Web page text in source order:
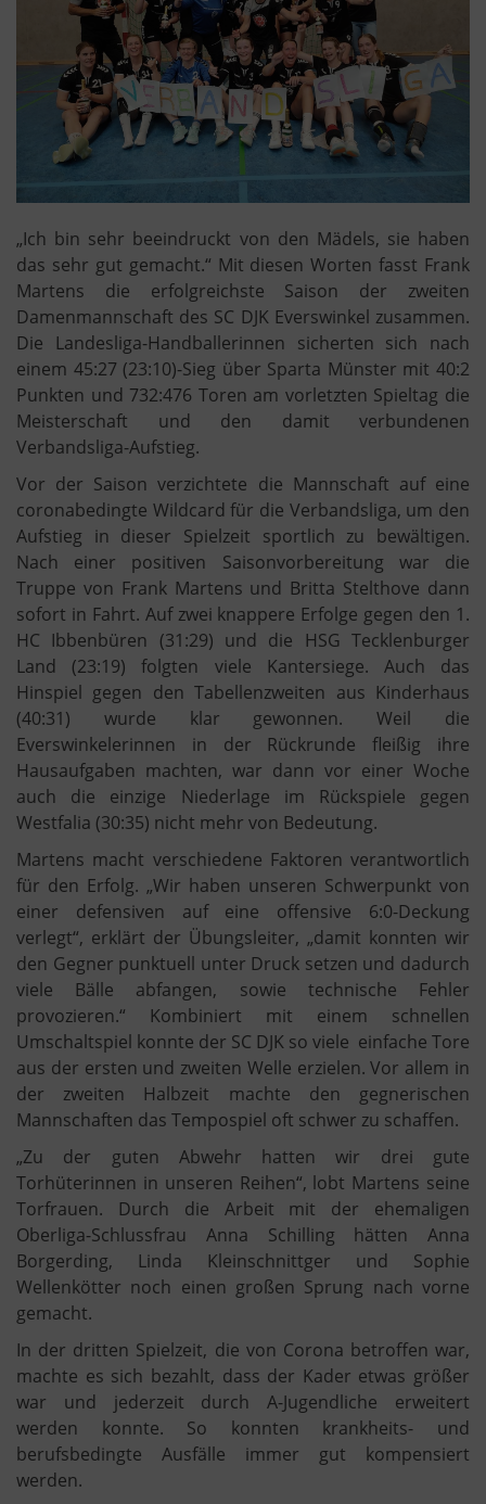
„Ich bin sehr beeindruckt von den Mädels, sie haben
das sehr gut gemacht.“ Mit diesen Worten fasst Frank
Martens die erfolgreichste Saison der zweiten
Damenmannschaft des SC DJK Everswinkel zusammen.
Die Landesliga-Handballerinnen sicherten sich nach
einem 45:27 (23:10)-Sieg über Sparta Münster mit 40:2
Punkten und 732:476 Toren am vorletzten Spieltag die
Meisterschaft und den damit verbundenen
Verbandsliga-Aufstieg.
Vor der Saison verzichtete die Mannschaft auf eine
coronabedingte Wildcard für die Verbandsliga, um den
Aufstieg in dieser Spielzeit sportlich zu bewältigen.
Nach einer positiven Saisonvorbereitung war die
Truppe von Frank Martens und Britta Stelthove dann
sofort in Fahrt. Auf zwei knappere Erfolge gegen den 1.
HC Ibbenbüren (31:29) und die HSG Tecklenburger
Land (23:19) folgten viele Kantersiege. Auch das
Hinspiel gegen den Tabellenzweiten aus Kinderhaus
(40:31) wurde klar gewonnen. Weil die
Everswinkelerinnen in der Rückrunde fleißig ihre
Hausaufgaben machten, war dann vor einer Woche
auch die einzige Niederlage im Rückspiele gegen
Westfalia (30:35) nicht mehr von Bedeutung.
Martens macht verschiedene Faktoren verantwortlich
für den Erfolg. „Wir haben unseren Schwerpunkt von
einer defensiven auf eine offensive 6:0-Deckung
verlegt“, erklärt der Übungsleiter, „damit konnten wir
den Gegner punktuell unter Druck setzen und dadurch
viele Bälle abfangen, sowie technische Fehler
provozieren.“ Kombiniert mit einem schnellen
Umschaltspiel konnte der SC DJK so viele einfache Tore
aus der ersten und zweiten Welle erzielen. Vor allem in
der zweiten Halbzeit machte den gegnerischen
Mannschaften das Tempospiel oft schwer zu schaffen.
„Zu der guten Abwehr hatten wir drei gute
Torhüterinnen in unseren Reihen“, lobt Martens seine
Torfrauen. Durch die Arbeit mit der ehemaligen
Oberliga-Schlussfrau Anna Schilling hätten Anna
Borgerding, Linda Kleinschnittger und Sophie
Wellenkötter noch einen großen Sprung nach vorne
gemacht.
In der dritten Spielzeit, die von Corona betroffen war,
machte es sich bezahlt, dass der Kader etwas größer
war und jederzeit durch A-Jugendliche erweitert
werden konnte. So konnten krankheits- und
berufsbedingte Ausfälle immer gut kompensiert
werden.